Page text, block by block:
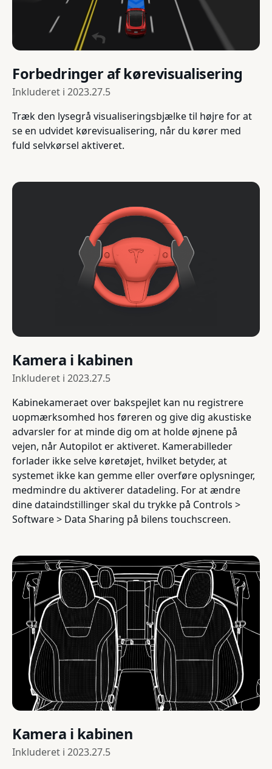
Forbedringer af kørevisualisering
Inkluderet i 2023.27.5
Træk den lysegrå visualiseringsbjælke til højre for at
se en udvidet kørevisualisering, når du kører med
fuld selvkørsel aktiveret.
Kamera i kabinen
Inkluderet i 2023.27.5
Kabinekameraet over bakspejlet kan nu registrere
uopmærksomhed hos føreren og give dig akustiske
advarsler for at minde dig om at holde øjnene på
vejen, når Autopilot er aktiveret. Kamerabilleder
forlader ikke selve køretøjet, hvilket betyder, at
systemet ikke kan gemme eller overføre oplysninger,
medmindre du aktiverer datadeling. For at ændre
dine dataindstillinger skal du trykke på Controls >
Software > Data Sharing på bilens touchscreen.
Kamera i kabinen
Inkluderet i 2023.27.5